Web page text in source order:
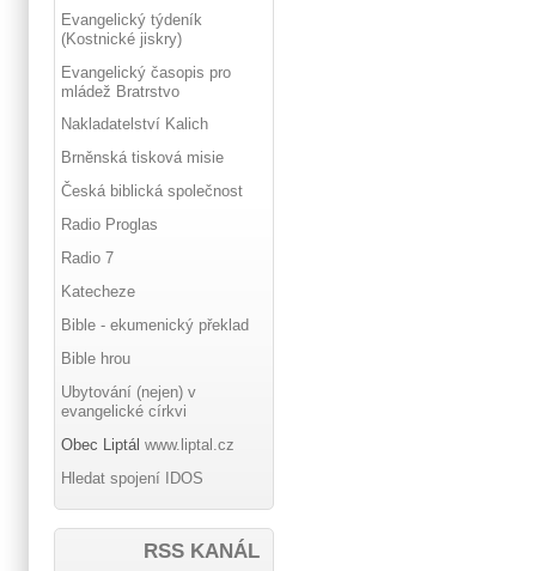
Evangelický týdeník
(Kostnické jiskry)
Evangelický časopis pro
mládež Bratrstvo
Nakladatelství Kalich
Brněnská tisková misie
Česká biblická společnost
Radio Proglas
Radio 7
Katecheze
Bible - ekumenický překlad
Bible hrou
Ubytování (nejen) v
evangelické církvi
Obec Liptál www.liptal.cz
Hledat spojení IDOS
RSS KANÁL